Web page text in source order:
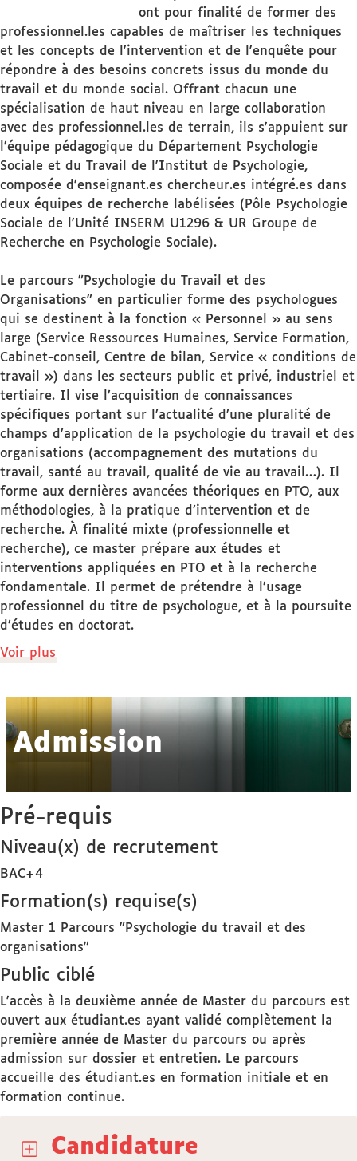
ont pour finalité de former des
professionnel.les capables de maîtriser les techniques
et les concepts de l'intervention et de l'enquête pour
répondre à des besoins concrets issus du monde du
travail et du monde social. Offrant chacun une
spécialisation de haut niveau en large collaboration
avec des professionnel.les de terrain, ils s'appuient sur
l'équipe pédagogique du Département Psychologie
Sociale et du Travail de l'Institut de Psychologie,
composée d'enseignant.es chercheur.es intégré.es dans
deux équipes de recherche labélisées (Pôle Psychologie
Sociale de l'Unité INSERM U1296 & UR Groupe de
Recherche en Psychologie Sociale).
Le parcours "Psychologie du Travail et des
Organisations" en particulier forme des psychologues
qui se destinent à la fonction « Personnel » au sens
large (Service Ressources Humaines, Service Formation,
Cabinet-conseil, Centre de bilan, Service « conditions de
travail ») dans les secteurs public et privé, industriel et
tertiaire. Il vise l’acquisition de connaissances
spécifiques portant sur l’actualité d’une pluralité de
champs d’application de la psychologie du travail et des
organisations (accompagnement des mutations du
travail, santé au travail, qualité de vie au travail…). Il
forme aux dernières avancées théoriques en PTO, aux
méthodologies, à la pratique d’intervention et de
recherche. À finalité mixte (professionnelle et
recherche), ce master prépare aux études et
interventions appliquées en PTO et à la recherche
fondamentale. Il permet de prétendre à l’usage
professionnel du titre de psychologue, et à la poursuite
d’études en doctorat.
Voir plus
Admission
Pré-requis
Niveau(x) de recrutement
BAC+4
Formation(s) requise(s)
Master 1 Parcours "Psychologie du travail et des
organisations"
Public ciblé
L'accès à la deuxième année de Master du parcours est
ouvert aux étudiant.es ayant validé complètement la
première année de Master du parcours ou après
admission sur dossier et entretien. Le parcours
accueille des étudiant.es en formation initiale et en
formation continue.
Candidature